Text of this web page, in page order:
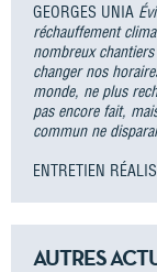
GEORGES UNIA
réchauffement
nombreux
changer nos
monde, ne plus
pas encore fait,
commun ne
ENTRETIEN
AUTRES